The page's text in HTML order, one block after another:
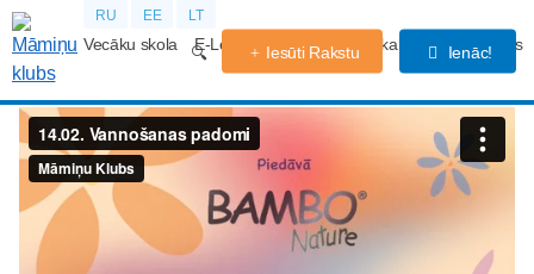
RU EE LT
Vecāku skola E-Lekcijas Grūtniecības kalendārs Forums
Iesūti Rakstu Ienāc!